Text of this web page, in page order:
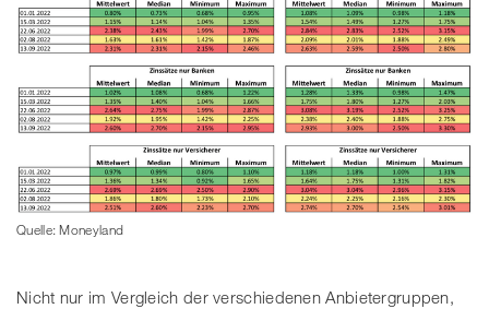
Quelle: Moneyland
Nicht nur im Vergleich der verschiedenen Anbietergruppen,